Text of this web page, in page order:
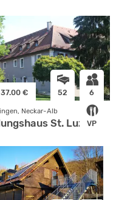
Urach
37.00 € 52 6
VP
Neckar-Alb
St. Luzen